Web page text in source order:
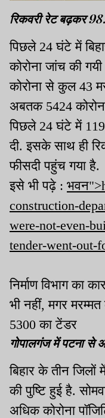
रिकवरी रेट बढ़कर
पिछले 24 घंटे में
कोरोना जांच की
कोरोना से कुल 43
अबतक 5424
पिछले 24 घंटे में
दी. इसके साथ ही
फीसदी पहुंच गया है.
इसे भी पढ़े :
construction-
were-not-even-
tender-went-out-
निर्माण विभाग का
भी नहीं, मगर
5300 का टेंडर
गोपालगंज में पटना से
बिहार के तीन
की पुष्टि हुई है.
अधिक कोरोना